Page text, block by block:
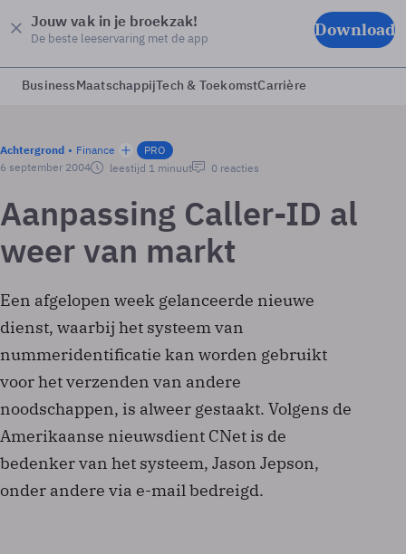
Jouw vak in je broekzak!
De beste leeservaring met de app Download
BusinessMaatschappijTech & ToekomstCarrière
Achtergrond Finance
PRO
6 september 2004
leestijd 1 minuut 0 reacties
Aanpassing Caller-ID al
weer van markt
Een afgelopen week gelanceerde nieuwe
dienst, waarbij het systeem van
nummeridentificatie kan worden gebruikt
voor het verzenden van andere
noodschappen, is alweer gestaakt. Volgens de
Amerikaanse nieuwsdient CNet is de
bedenker van het systeem, Jason Jepson,
onder andere via e-mail bedreigd.